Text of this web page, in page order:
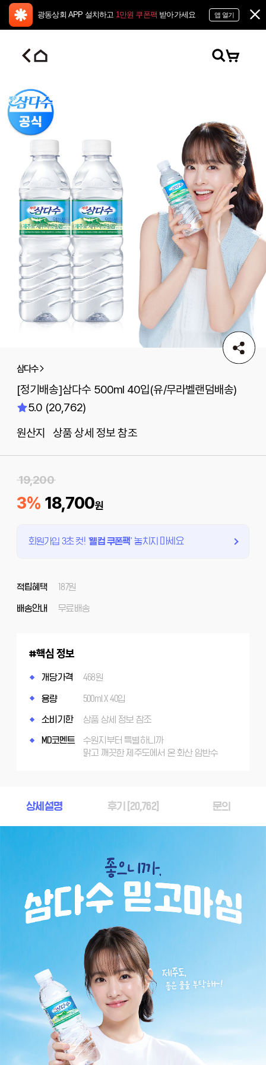
광동상회 APP 설치하고 1만원 쿠폰팩 받아가세요 앱 열기
삼다수
[정기배송]삼다수 500ml 40입(유/무라벨랜덤배송)
5.0 (20,762)
원산지 상품 상세 정보 참조
19,200
3% 18,700원
회원가입 3초 컷! '웰컴 쿠폰팩' 놓치지 마세요
적립혜택 187원
배송안내 무료배송
핵심 정보
개당가격 468원
용량 500ml X 40입
소비기한 상품 상세 정보 참조
MD코멘트
수원지부터 특별하니까
맑고 깨끗한 제주도에서 온 화산 암반수
상세설명 후기 [ 20,762] 문의